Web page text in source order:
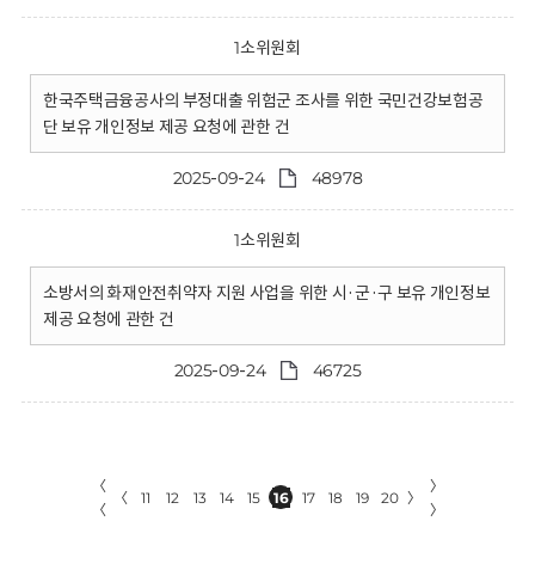
1소위원회
한국주택금융공사의 부정대출 위험군 조사를 위한 국민건강보험공
단 보유 개인정보 제공 요청에 관한 건
2025-09-24 48978
1소위원회
소방서의 화재안전취약자 지원 사업을 위한 시·군·구 보유 개인정보
제공 요청에 관한 건
2025-09-24 46725
〈
〈
〈 11 12 13 14 15 16 17 18 19 20 〉
〉
〉